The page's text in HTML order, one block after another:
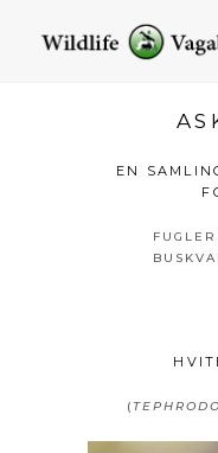
EN
FUGLER
(